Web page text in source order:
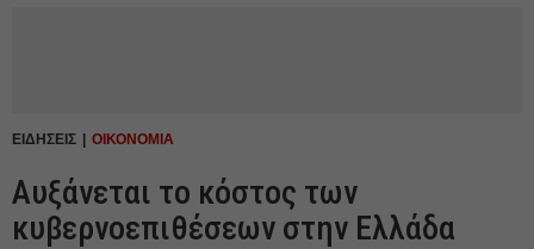
ΕΙΔΗΣΕΙΣ ΟΙΚΟΝΟΜΙΑ
Αυξάνεται το κόστος των
κυβερνοεπιθέσεων στην Ελλάδα